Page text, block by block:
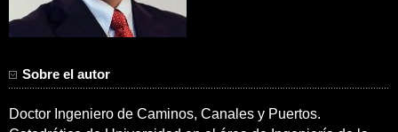
Sobre el autor
Doctor Ingeniero de Caminos, Canales y Puertos.